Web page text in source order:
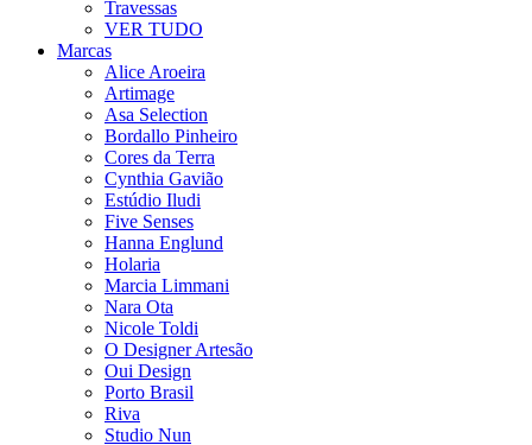
Travessas
VER TUDO
Marcas
Alice Aroeira
Artimage
Asa Selection
Bordallo Pinheiro
Cores da Terra
Cynthia Gavião
Estúdio Iludi
Five Senses
Hanna Englund
Holaria
Marcia Limmani
Nara Ota
Nicole Toldi
O Designer Artesão
Oui Design
Porto Brasil
Riva
Studio Nun